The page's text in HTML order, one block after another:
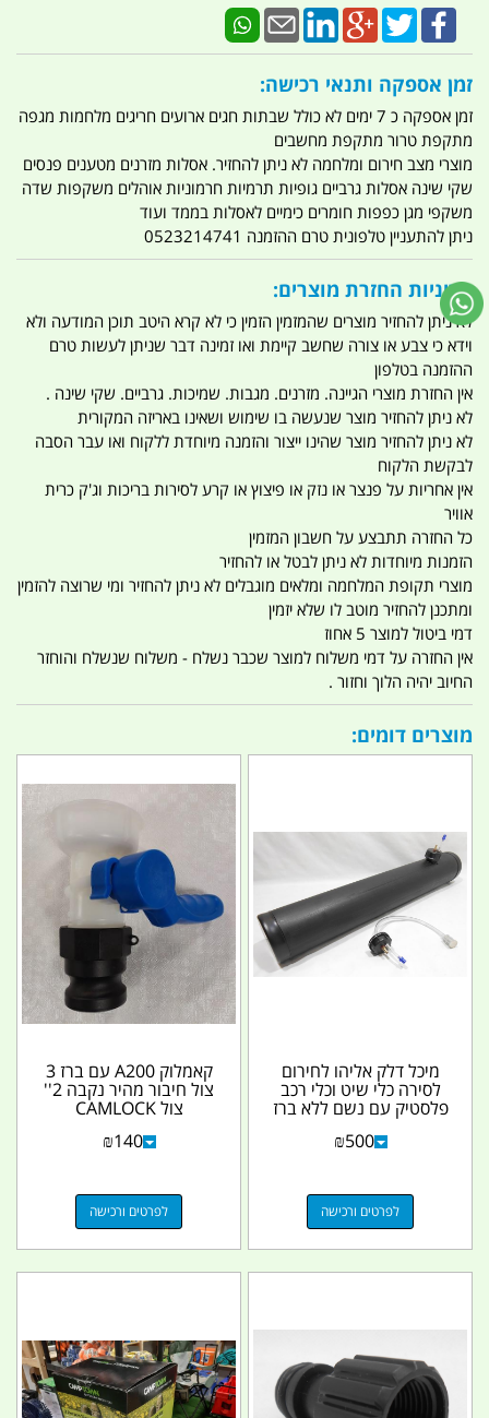
זמן אספקה ותנאי רכישה:
זמן אספקה כ 7 ימים לא כולל שבתות חגים ארועים חריגים מלחמות מגפה
מתקפת טרור מתקפת מחשבים
מוצרי מצב חירום ומלחמה לא ניתן להחזיר. אסלות מזרנים מטענים פנסים
שקי שינה אסלות גרביים גופיות תרמיות חרמוניות אוהלים משקפות שדה
משקפי מגן כפפות חומרים כימיים לאסלות בממד ועוד
ניתן להתעניין טלפונית טרם ההזמנה 0523214741
מדיניות החזרת מוצרים:
לא ניתן להחזיר מוצרים שהמזמין הזמין כי לא קרא היטב תוכן המודעה ולא
וידא כי צבע או צורה שחשב קיימת ואו זמינה דבר שניתן לעשות טרם
ההזמנה בטלפון
אין החזרת מוצרי הגיינה. מזרנים. מגבות. שמיכות. גרביים. שקי שינה .
לא ניתן להחזיר מוצר שנעשה בו שימוש ושאינו באריזה המקורית
לא ניתן להחזיר מוצר שהינו ייצור והזמנה מיוחדת ללקוח ואו עבר הסבה
לבקשת הלקוח
אין אחריות על פנצר או נזק או פיצוץ או קרע לסירות בריכות וג'ק כרית
אוויר
כל החזרה תתבצע על חשבון המזמין
הזמנות מיוחדות לא ניתן לבטל או להחזיר
מוצרי תקופת המלחמה ומלאים מוגבלים לא ניתן להחזיר ומי שרוצה להזמין
ומתכנן להחזיר מוטב לו שלא יזמין
דמי ביטול למוצר 5 אחוז
אין החזרה על דמי משלוח למוצר שכבר נשלח - משלוח שנשלח והוחזר
החיוב יהיה הלוך וחזור .
מוצרים דומים:
מיכל דלק אליהו לחירום
לסירה כלי שיט וכלי רכב
פלסטיק עם נשם ללא ברז
יניקה בלבד
₪500
לפרטים ורכישה
קאמלוק A200 עם ברז 3
צול חיבור מהיר נקבה 2''
צול CAMLOCK
₪140
לפרטים ורכישה